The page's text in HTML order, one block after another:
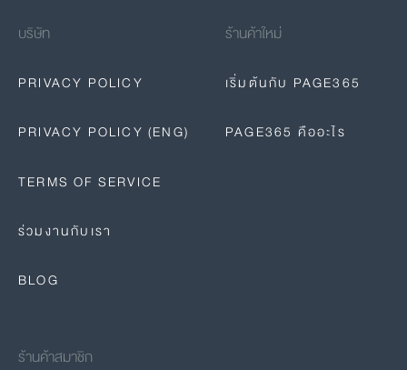
บริษัท
PRIVACY POLICY
PRIVACY POLICY (ENG)
TERMS OF SERVICE
ร่วมงานกับเรา
BLOG
ร้านค้าใหม่
เริ่มต้นกับ PAGE365
PAGE365 คืออะไร
ร้านค้าสมาชิก